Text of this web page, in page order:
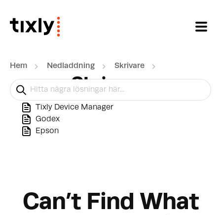
Hem Nedladdning Skrivare
Skrivare
Tixly Device Manager
Godex
Epson
Can’t Find What